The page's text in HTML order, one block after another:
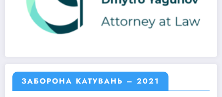
ЗАБОРОНА КАТУВАНЬ – 2021